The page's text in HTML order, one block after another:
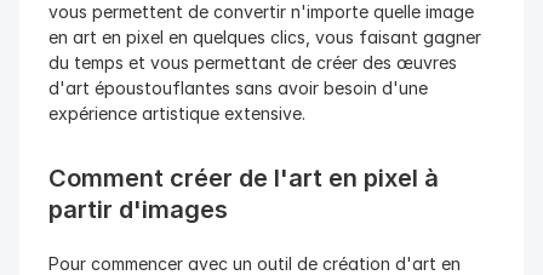
vous permettent de convertir n'importe quelle image
en art en pixel en quelques clics, vous faisant gagner
du temps et vous permettant de créer des œuvres
d'art époustouflantes sans avoir besoin d'une
expérience artistique extensive.
Comment créer de l'art en pixel à
partir d'images
Pour commencer avec un outil de création d'art en